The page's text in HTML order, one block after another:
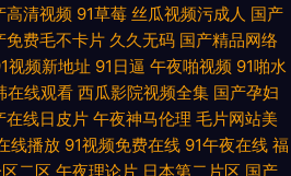
高清视频 91草莓 丝瓜视频污成人 国产
免费毛不卡片 久久无码 国产精品网络
视频新地址 91日逼 午夜啪视频 91啪水
在线观看 西瓜影院视频全集 国产孕妇
在线日皮片 午夜神马伦理 毛片网站美
线播放 91视频免费在线 91午夜在线 福
二区 午夜理论片 日本第二片区 国产